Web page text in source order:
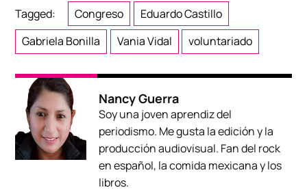
Tagged: Congreso
Eduardo Castillo
Gabriela Bonilla
Vania Vidal voluntariado
Nancy Guerra
Soy una joven aprendiz del
periodismo. Me gusta la edición y la
producción audiovisual. Fan del rock
en español, la comida mexicana y los
libros.